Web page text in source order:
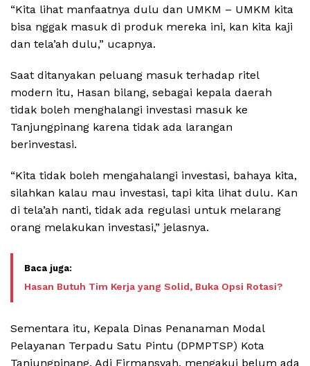
“Kita lihat manfaatnya dulu dan UMKM – UMKM kita
bisa nggak masuk di produk mereka ini, kan kita kaji
dan tela’ah dulu,” ucapnya.
Saat ditanyakan peluang masuk terhadap ritel
modern itu, Hasan bilang, sebagai kepala daerah
tidak boleh menghalangi investasi masuk ke
Tanjungpinang karena tidak ada larangan
berinvestasi.
“Kita tidak boleh mengahalangi investasi, bahaya kita,
silahkan kalau mau investasi, tapi kita lihat dulu. Kan
di tela’ah nanti, tidak ada regulasi untuk melarang
orang melakukan investasi,” jelasnya.
Hasan Butuh Tim Kerja yang Solid, Buka Opsi Rotasi?
Sementara itu, Kepala Dinas Penanaman Modal
Pelayanan Terpadu Satu Pintu (DPMPTSP) Kota
Tanjungpinang, Adi Firmansyah, mengakui belum ada